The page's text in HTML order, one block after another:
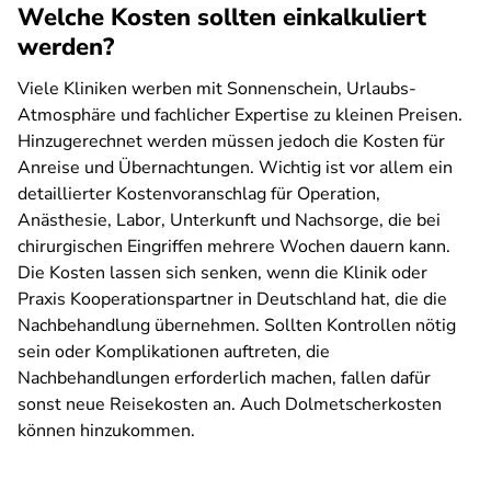
Welche Kosten sollten einkalkuliert
werden?
Viele Kliniken werben mit Sonnenschein, Urlaubs-
Atmosphäre und fachlicher Expertise zu kleinen Preisen.
Hinzugerechnet werden müssen jedoch die Kosten für
Anreise und Übernachtungen. Wichtig ist vor allem ein
detaillierter Kostenvoranschlag für Operation,
Anästhesie, Labor, Unterkunft und Nachsorge, die bei
chirurgischen Eingriffen mehrere Wochen dauern kann.
Die Kosten lassen sich senken, wenn die Klinik oder
Praxis Kooperationspartner in Deutschland hat, die die
Nachbehandlung übernehmen. Sollten Kontrollen nötig
sein oder Komplikationen auftreten, die
Nachbehandlungen erforderlich machen, fallen dafür
sonst neue Reisekosten an. Auch Dolmetscherkosten
können hinzukommen.